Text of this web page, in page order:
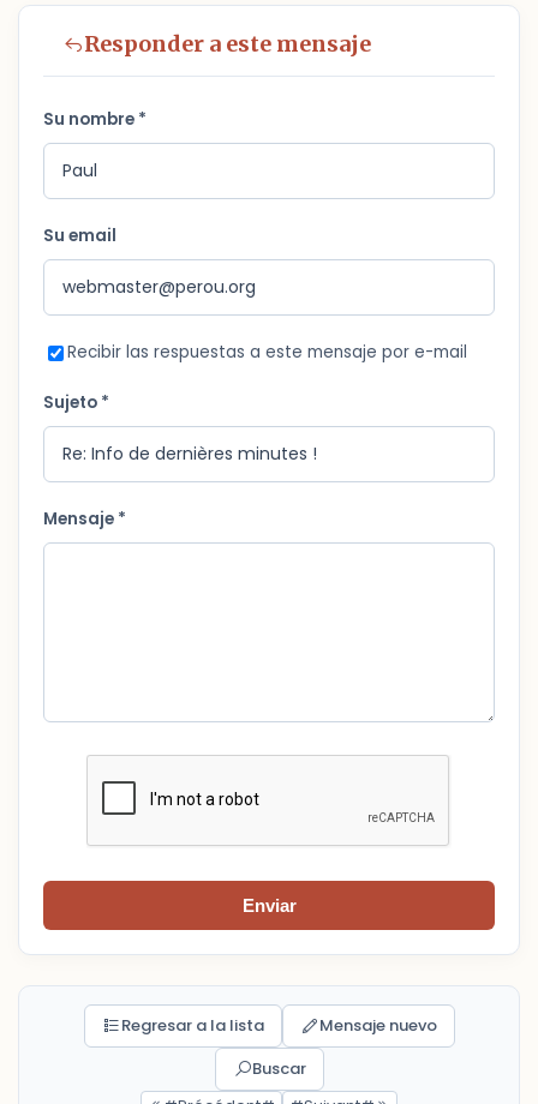
Responder a este mensaje
Su nombre *
Su email
Recibir las respuestas a este mensaje por e-mail
Sujeto *
Mensaje *
Enviar
Regresar a la lista
Mensaje nuevo
Buscar